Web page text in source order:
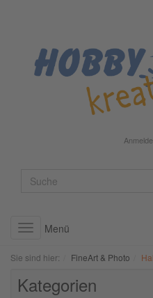
ToggleMenü
Sie sind hier: FineArt & Photo
Kategorien